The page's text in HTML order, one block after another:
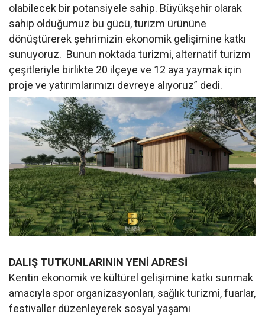
olabilecek bir potansiyele sahip. Büyükşehir olarak
sahip olduğumuz bu gücü, turizm ürününe
dönüştürerek şehrimizin ekonomik gelişimine katkı
sunuyoruz. Bunun noktada turizmi, alternatif turizm
çeşitleriyle birlikte 20 ilçeye ve 12 aya yaymak için
proje ve yatırımlarımızı devreye alıyoruz” dedi.
DALIŞ TUTKUNLARININ YENİ ADRESİ
Kentin ekonomik ve kültürel gelişimine katkı sunmak
amacıyla spor organizasyonları, sağlık turizmi, fuarlar,
festivaller düzenleyerek sosyal yaşamı